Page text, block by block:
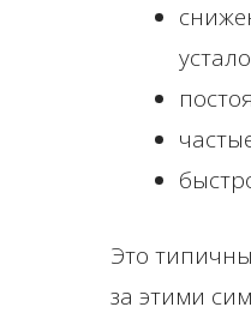
Это
за этими